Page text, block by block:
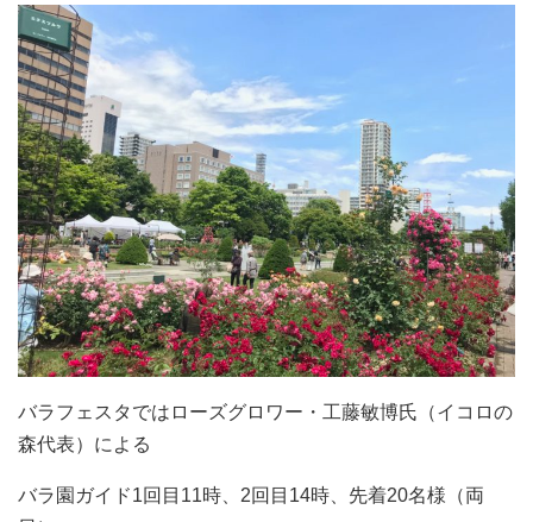
バラフェスタではローズグロワー・工藤敏博氏（イコロの
森代表）による
バラ園ガイド1回目11時、2回目14時、先着20名様（両